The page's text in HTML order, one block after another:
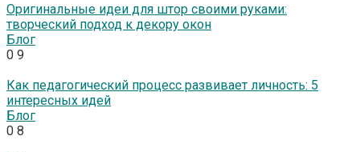
Оригинальные идеи для штор своими руками:
творческий подход к декору окон
Блог
0 9
Как педагогический процесс развивает личность: 5
интересных идей
Блог
0 8